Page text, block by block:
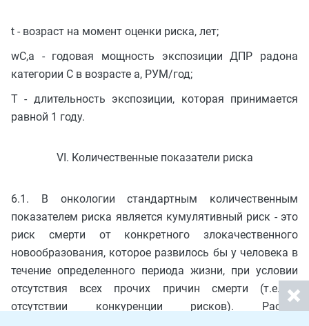
t - возраст на момент оценки риска, лет;
wC,a - годовая мощность экспозиции ДПР радона
категории C в возрасте a, РУМ/год;
T - длительность экспозиции, которая принимается
равной 1 году.
VI. Количественные показатели риска
6.1. В онкологии стандартным количественным
показателем риска является кумулятивный риск - это
риск смерти от конкретного злокачественного
новообразования, которое развилось бы у человека в
течение определенного периода жизни, при условии
отсутствия всех прочих причин смерти (т.е. в
отсутствии конкуренции рисков). Расчет